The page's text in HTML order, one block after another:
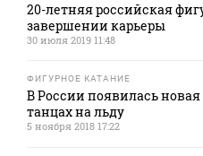
20-летняя российская
завершении карьеры
30 июля 2019 11:48
ФИГУРНОЕ КАТАНИЕ
В России появилась новая
танцах на льду
5 ноября 2018 17:22